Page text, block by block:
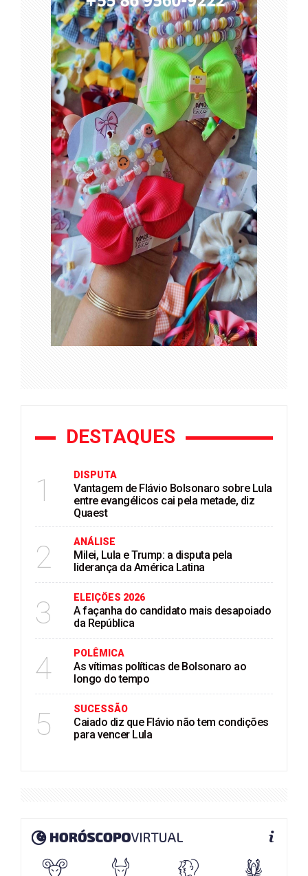
DESTAQUES
1 DISPUTA
Vantagem de Flávio Bolsonaro sobre Lula
entre evangélicos cai pela metade, diz
Quaest
2 ANÁLISE
Milei, Lula e Trump: a disputa pela
liderança da América Latina
3 ELEIÇÖES 2026
A façanha do candidato mais desapoiado
da República
4 POLÊMICA
As vítimas políticas de Bolsonaro ao
longo do tempo
5 SUCESSÃO
Caiado diz que Flávio não tem condições
para vencer Lula